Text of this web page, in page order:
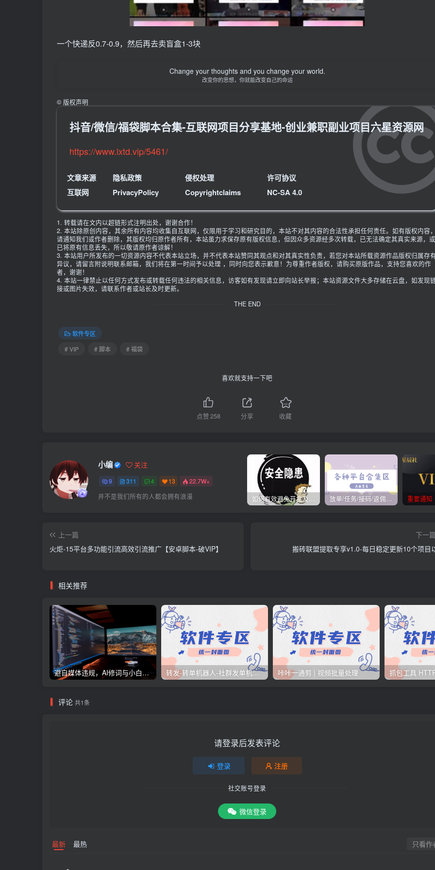
一个快递反0.7-0.9，然后再去卖盲盒1-3块
Change your thoughts and you change your world.
改变你的思想，你就能改变自己的命运
© 版权声明
抖音/微信/福袋脚本合集-互联网项目分享基地-创业兼职副业项目六星资源网
https://www.lxtd.vip/5461/
文章来源
互联网
隐私政策
PrivacyPolicy
侵权处理
Copyrightclaims
许可协议
NC-SA 4.0
1. 转载请在文内以超链形式注明出处，谢谢合作！
2. 本站除原创内容，其余所有内容均收集自互联网，仅限用于学习和研究目的，本站不对其内容的合法性承担任何责任。如有版权内容，
请通知我们或作者删除，其版权均归原作者所有，本站虽力求保存原有版权信息，但因众多资源经多次转载，已无法确定其真实来源，或
已将原有信息丢失，所以敬请原作者谅解！
3. 本站用户所发布的一切资源内容不代表本站立场，并不代表本站赞同其观点和对其真实性负责，若您对本站所载资源作品版权归属存
异议，请留言附说明联系邮箱，我们将在第一时间予以处理 ，同时向您表示歉意！为尊重作者版权，请购买原版作品，支持您喜欢的作
者，谢谢！
4. 本站一律禁止以任何方式发布或转载任何违法的相关信息，访客如有发现请立即向站长举报；本站资源文件大多存储在云盘，如发现
接或图片失效，请联系作者或站长及时更新。
THE END
软件专区
# VIP
# 脚本 # 福袋
喜欢就支持一下吧
点赞258 分享 收藏
小编 关注
9 311 4 13 22.7W+
并不是我们所有的人都会拥有浪漫 如何有效避免开盒及开盒流程 放单/任务/接码/返佣/平台/合集 重要通知
上一篇
火炬-15平台多功能引流高效引流推广【安卓脚本-破VIP】
下一篇
搬砖联盟提取专享v1.0-每日稳定更新10个项目
相关推荐
避自媒体违规，AI修词与小白快速上手Prompt 转发-转单机器人-社群发单机器人 咔咔一通剪 | 视频批量处理
评论 共1条
请登录后发表评论
登录 注册
社交账号登录
微信登录
最新 最热 只看作